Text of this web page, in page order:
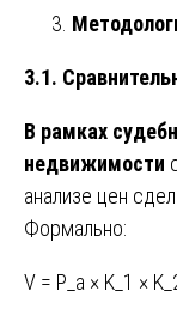
3.1.
В рамках
недвижимости
анализе цен
Формально:
V = P_a × K_1 ×